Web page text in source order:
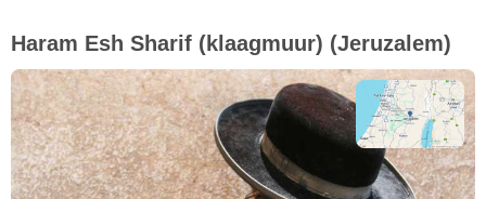
Haram Esh Sharif (klaagmuur) (Jeruzalem)